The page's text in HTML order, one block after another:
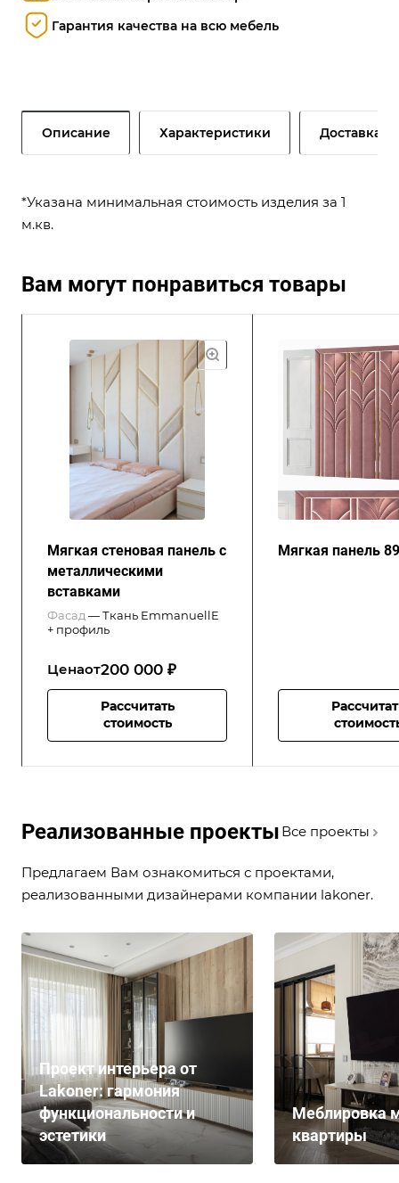
Гарантия качества на всю мебель
Описание Характеристики Доставка и
*Указана минимальная стоимость изделия за 1
м.кв.
Вам могут понравиться товары
Мягкая стеновая панель с
металлическими
вставками
Фасад —Ткань EmmanuellE
+ профиль
Ценаот200 000 ₽
Рассчитать
стоимость
Мягкая панель 89
Реализованные проекты Все проекты
Предлагаем Вам ознакомиться с проектами,
реализованными дизайнерами компании lakoner.
Проект интерьера от
Lakoner: гармония
функциональности и
эстетики
Меблировка
квартиры